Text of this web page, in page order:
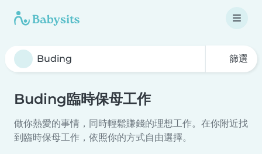
篩選
Buding臨時保母工作
做你熱愛的事情，同時輕鬆賺錢的理想工作。在你附近找
到臨時保母工作，依照你的方式自由選擇。